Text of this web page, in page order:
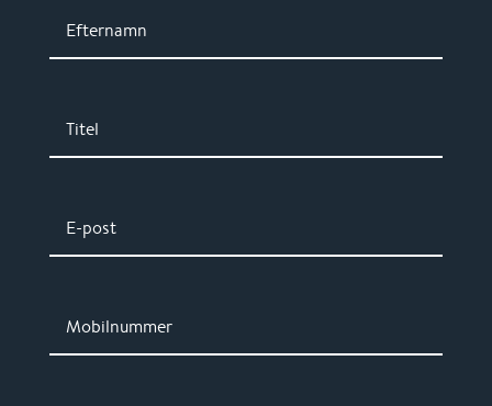
Efternamn
Titel
E-post
Mobilnummer